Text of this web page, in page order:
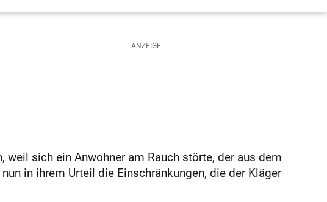
sich ein Anwohner am Rauch störte, der aus dem
in ihrem Urteil die Einschränkungen, die der Kläger